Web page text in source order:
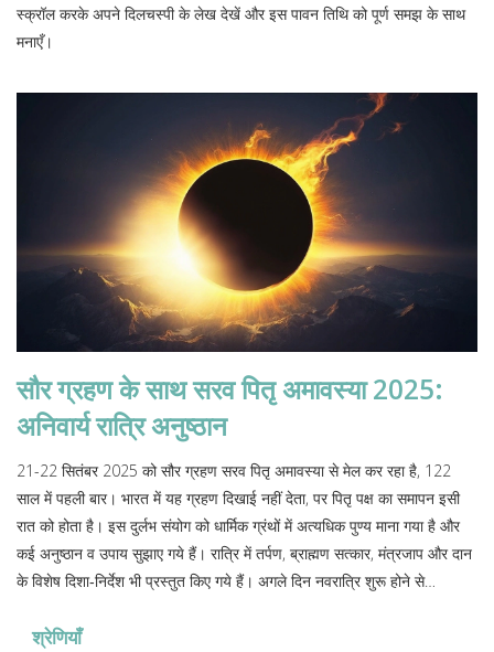
स्क्रॉल करके अपने दिलचस्पी के लेख देखें और इस पावन तिथि को पूर्ण समझ के साथ
मनाएँ।
सौर ग्रहण के साथ सरव पितृ अमावस्या 2025:
अनिवार्य रात्रि अनुष्ठान
21-22 सितंबर 2025 को सौर ग्रहण सरव पितृ अमावस्या से मेल कर रहा है, 122
साल में पहली बार। भारत में यह ग्रहण दिखाई नहीं देता, पर पितृ पक्ष का समापन इसी
रात को होता है। इस दुर्लभ संयोग को धार्मिक ग्रंथों में अत्यधिक पुण्य माना गया है और
कई अनुष्ठान व उपाय सुझाए गये हैं। रात्रि में तर्पण, ब्राह्मण सत्कार, मंत्रजाप और दान
के विशेष दिशा‑निर्देश भी प्रस्तुत किए गये हैं। अगले दिन नवरात्रि शुरू होने से
श्रेणियाँ